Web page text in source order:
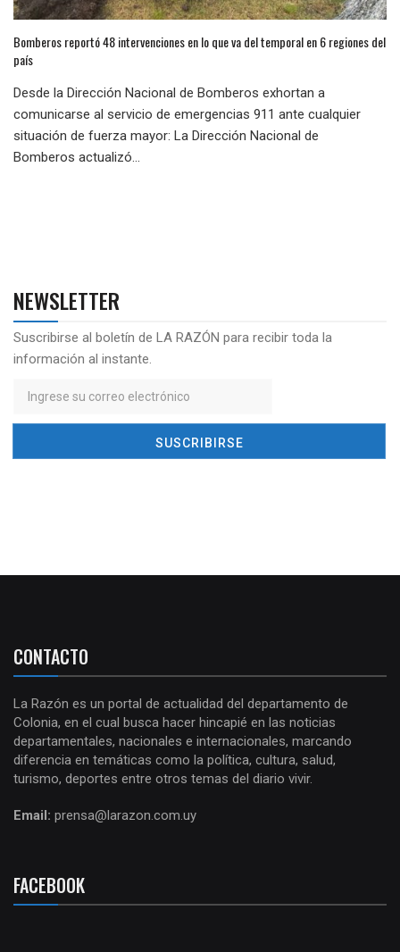
Bomberos reportó 48 intervenciones en lo que va del temporal en 6 regiones del
país
Desde la Dirección Nacional de Bomberos exhortan a
comunicarse al servicio de emergencias 911 ante cualquier
situación de fuerza mayor: La Dirección Nacional de
Bomberos actualizó...
NEWSLETTER
Suscribirse al boletín de LA RAZÓN para recibir toda la
información al instante.
CONTACTO
La Razón es un portal de actualidad del departamento de
Colonia, en el cual busca hacer hincapié en las noticias
departamentales, nacionales e internacionales, marcando
diferencia en temáticas como la política, cultura, salud,
turismo, deportes entre otros temas del diario vivir.
Email: prensa@larazon.com.uy
FACEBOOK